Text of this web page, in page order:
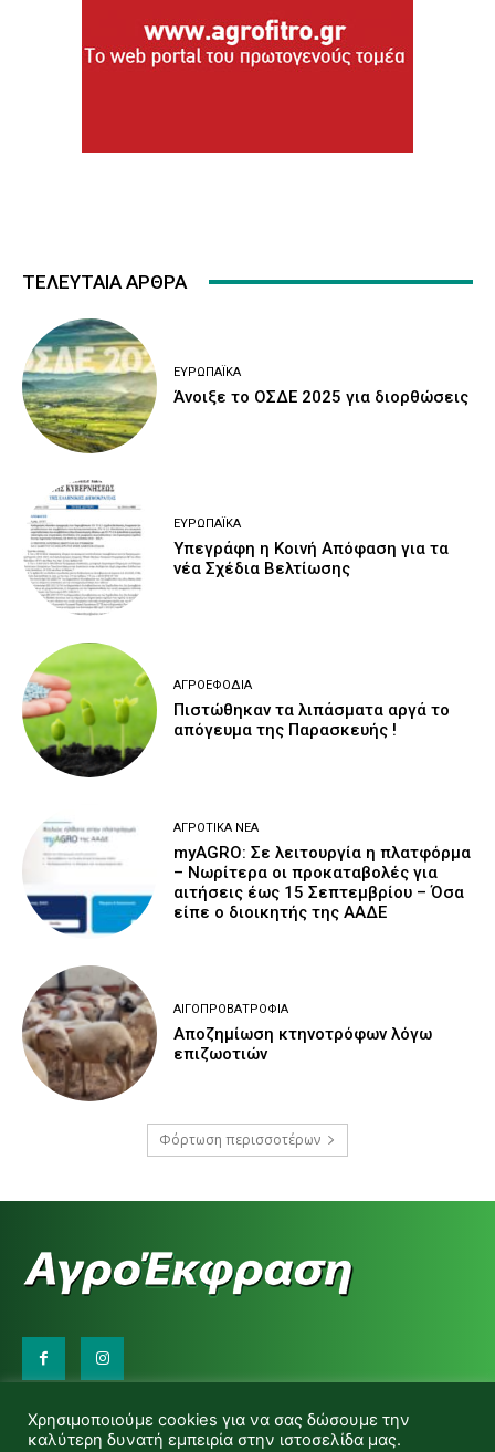
ΤΕΛΕΥΤΑΙΑ ΑΡΘΡΑ
ΕΥΡΩΠΑΪΚΆ
Άνοιξε το ΟΣΔΕ 2025 για διορθώσεις
ΕΥΡΩΠΑΪΚΆ
Υπεγράφη η Κοινή Απόφαση για τα
νέα Σχέδια Βελτίωσης
ΑΓΡΟΕΦΌΔΙΑ
Πιστώθηκαν τα λιπάσματα αργά το
απόγευμα της Παρασκευής !
ΑΓΡΟΤΙΚΆ ΝΈΑ
myAGRO: Σε λειτουργία η πλατφόρμα
– Νωρίτερα οι προκαταβολές για
αιτήσεις έως 15 Σεπτεμβρίου – Όσα
είπε ο διοικητής της ΑΑΔΕ
ΑΙΓΟΠΡΟΒΑΤΡΟΦΊΑ
Αποζημίωση κτηνοτρόφων λόγω
επιζωοτιών
Φόρτωση περισσοτέρων
d.makas@yahoo.gr
info@agrofitro.gr
Χρησιμοποιούμε cookies για να σας δώσουμε την
καλύτερη δυνατή εμπειρία στην ιστοσελίδα μας.